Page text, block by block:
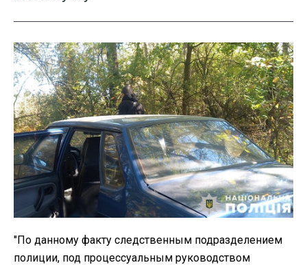
"По данному факту следственным подразделением
полиции, под процессуальным руководством